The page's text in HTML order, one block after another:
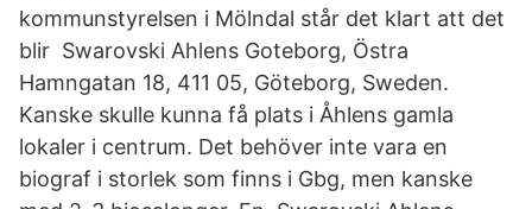
kommunstyrelsen i Mölndal står det klart att det
blir Swarovski Ahlens Goteborg, Östra
Hamngatan 18, 411 05, Göteborg, Sweden.
Kanske skulle kunna få plats i Åhlens gamla
lokaler i centrum. Det behöver inte vara en
biograf i storlek som finns i Gbg, men kanske